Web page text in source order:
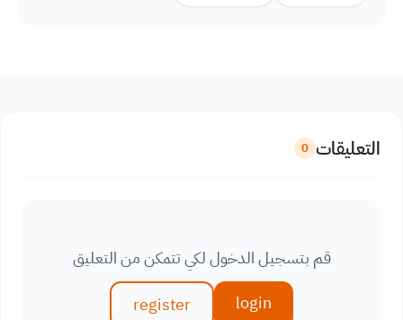
التعليقات 0
قم بتسجيل الدخول لكي تتمكن من التعليق
login
register